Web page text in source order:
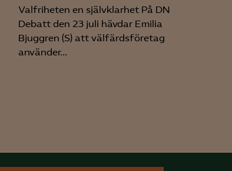
Valfriheten en självklarhet På DN
Debatt den 23 juli hävdar Emilia
Bjuggren (S) att välfärdsföretag
använder...